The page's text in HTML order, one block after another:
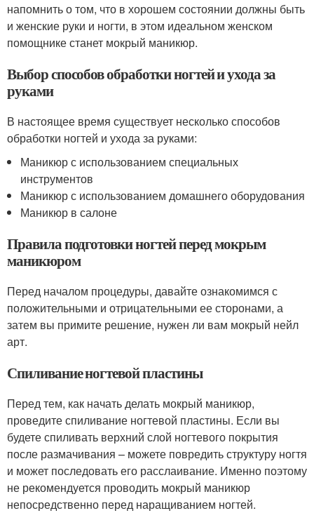
напомнить о том, что в хорошем состоянии должны быть
и женские руки и ногти, в этом идеальном женском
помощнике станет мокрый маникюр.
Выбор способов обработки ногтей и ухода за
руками
В настоящее время существует несколько способов
обработки ногтей и ухода за руками:
Маникюр с использованием специальных
инструментов
Маникюр с использованием домашнего оборудования
Маникюр в салоне
Правила подготовки ногтей перед мокрым
маникюром
Перед началом процедуры, давайте ознакомимся с
положительными и отрицательными ее сторонами, а
затем вы примите решение, нужен ли вам мокрый нейл
арт.
Спиливание ногтевой пластины
Перед тем, как начать делать мокрый маникюр,
проведите спиливание ногтевой пластины. Если вы
будете спиливать верхний слой ногтевого покрытия
после размачивания – можете повредить структуру ногтя
и может последовать его расслаивание. Именно поэтому
не рекомендуется проводить мокрый маникюр
непосредственно перед наращиванием ногтей.